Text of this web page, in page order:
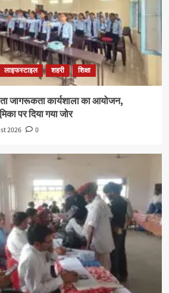
लाइफस्टाइल शहरी शिक्षा
जागरूकता कार्यशाला का आयोजन,
पर दिया गया जोर
2026 0